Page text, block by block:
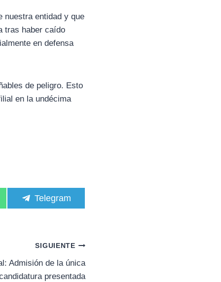
nuestra entidad y que
tras haber caído
en defensa
de peligro. Esto
en la undécima
C
o
r
t
i
r
e
Telegram
SIGUIENTE
Admisión de la única
presentada